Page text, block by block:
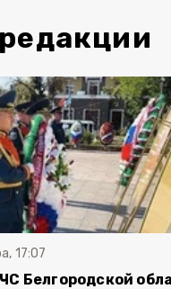
17:07
Белгородской